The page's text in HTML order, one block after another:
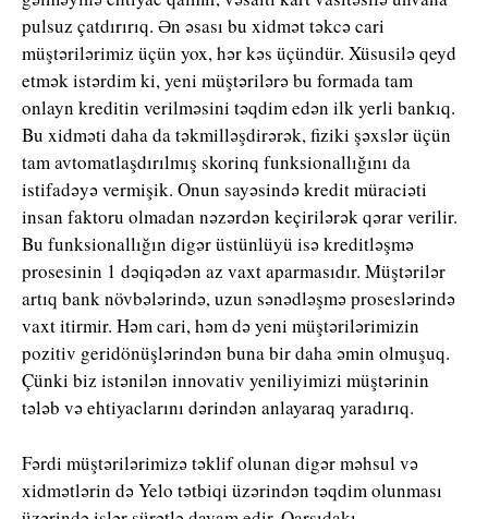
pulsuz çatdırırıq. Ən əsası bu xidmət təkcə cari
müştərilərimiz üçün yox, hər kəs üçündür. Xüsusilə qeyd
etmək istərdim ki, yeni müştərilərə bu formada tam
onlayn kreditin verilməsini təqdim edən ilk yerli bankıq.
Bu xidməti daha da təkmilləşdirərək, fiziki şəxslər üçün
tam avtomatlaşdırılmış skorinq funksionallığını da
istifadəyə vermişik. Onun sayəsində kredit müraciəti
insan faktoru olmadan nəzərdən keçirilərək qərar verilir.
Bu funksionallığın digər üstünlüyü isə kreditləşmə
prosesinin 1 dəqiqədən az vaxt aparmasıdır. Müştərilər
artıq bank növbələrində, uzun sənədləşmə proseslərində
vaxt itirmir. Həm cari, həm də yeni müştərilərimizin
pozitiv geridönüşlərindən buna bir daha əmin olmuşuq.
Çünki biz istənilən innovativ yeniliyimizi müştərinin
tələb və ehtiyaclarını dərindən anlayaraq yaradırıq.
Fərdi müştərilərimizə təklif olunan digər məhsul və
xidmətlərin də Yelo tətbiqi üzərindən təqdim olunması